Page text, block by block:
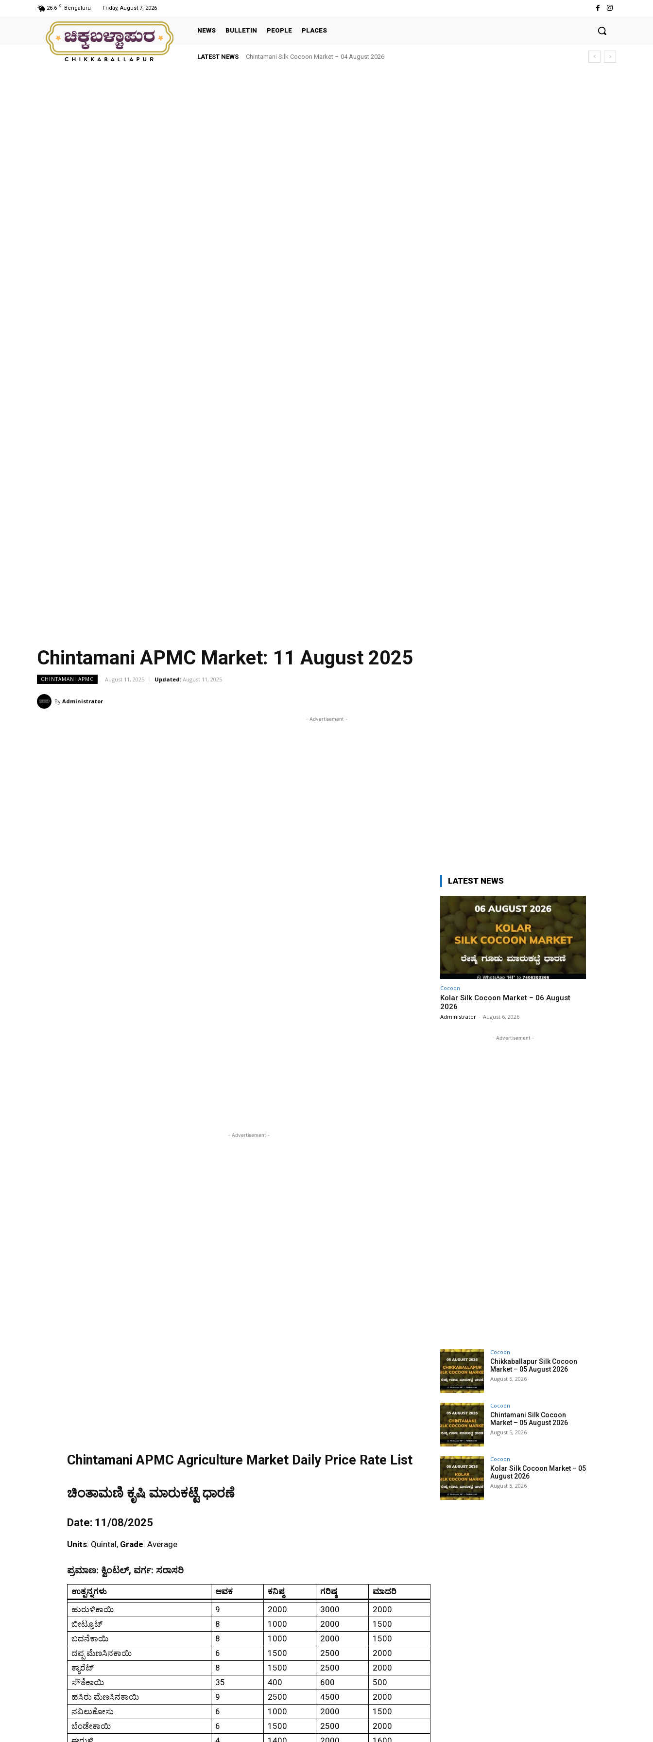
26.6 C Bengaluru Friday, August 7, 2026
NEWS BULLETIN PEOPLE PLACES
LATEST NEWS Kolar Silk Cocoon Market – 06 August 2026
Chintamani Silk Cocoon Market – 04 August 2026
Chintamani APMC Market: 11 August 2025
CHINTAMANI APMC August 11, 2025 Updated: August 11, 2025
By Administrator
- Advertisement -
- Advertisement -
Chintamani APMC Agriculture Market Daily Price Rate List
ಚಿಂತಾಮಣಿ ಕೃಷಿ ಮಾರುಕಟ್ಟೆ ಧಾರಣೆ
Date: 11/08/2025
Units: Quintal, Grade: Average
ಪ್ರಮಾಣ: ಕ್ವಿಂಟಲ್, ವರ್ಗ: ಸರಾಸರಿ
ಉತ್ಪನ್ನಗಳು ಆವಕ ಕನಿಷ್ಠ ಗರಿಷ್ಠ
ಮಾದರಿ
ಹುರುಳಿಕಾಯಿ
9 2000 3000
2000
ಬೀಟ್ರೂಟ್
8 1000 2000
1500
ಬದನೆಕಾಯಿ
8 1000 2000
1500
ದಪ್ಪ ಮೆಣಸಿನಕಾಯಿ
6 1500 2500
2000
ಕ್ಯಾರೆಟ್
8 1500 2500
2000
ಸೌತೆಕಾಯಿ
35 400 600
500
ಹಸಿರು ಮೆಣಸಿನಕಾಯಿ
9 2500 4500
2000
ನವಿಲುಕೋಸು
6 1000 2000
1500
ಬೆಂಡೇಕಾಯಿ
6 1500 2500
2000
LATEST NEWS
Cocoon
Kolar Silk Cocoon Market – 06 August
2026
Administrator - August 6, 2026
- Advertisement -
Cocoon
Chikkaballapur Silk Cocoon
Market – 05 August 2026
August 5, 2026
Cocoon
Chintamani Silk Cocoon
Market – 05 August 2026
August 5, 2026
Cocoon
Kolar Silk Cocoon Market – 05
August 2026
August 5, 2026